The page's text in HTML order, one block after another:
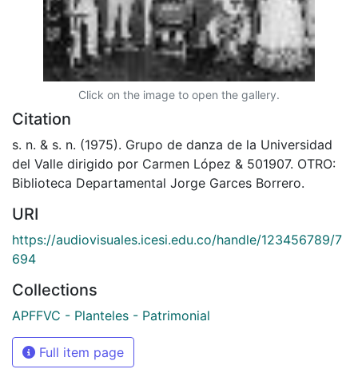
Click on the image to open the gallery.
Citation
s. n. & s. n. (1975). Grupo de danza de la Universidad
del Valle dirigido por Carmen López & 501907. OTRO:
Biblioteca Departamental Jorge Garces Borrero.
URI
https://audiovisuales.icesi.edu.co/handle/123456789/7
694
Collections
APFFVC - Planteles - Patrimonial
Full item page